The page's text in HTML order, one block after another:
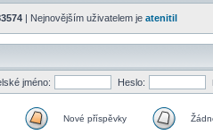
| Nejnovějším uživatelem je atenitil
jméno: Heslo:
Nové příspěvky